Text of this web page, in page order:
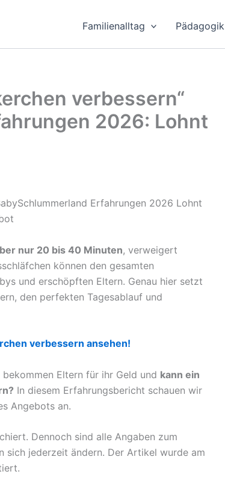
Familienalltag Pädagogik
verbessern“
2026: Lohnt
nur 20 bis 40 Minuten, verweigert
können den gesamten
und erschöpften Eltern. Genau hier setzt
den perfekten Tagesablauf und
verbessern ansehen!
Eltern für ihr Geld und kann ein
In diesem Erfahrungsbericht schauen wir
Angebots an.
Dennoch sind alle Angaben zum
sich jederzeit ändern. Der Artikel wurde am